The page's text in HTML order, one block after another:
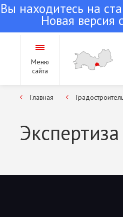
Вы находитесь на
Новая версия
Меню
сайта
Главная